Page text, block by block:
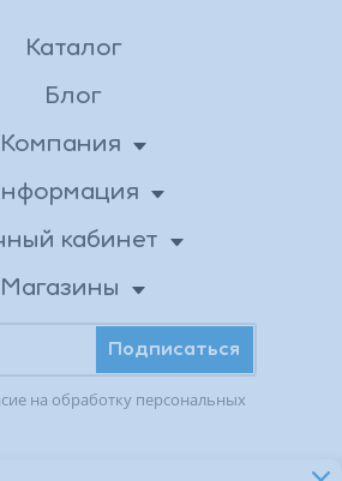
Каталог
Блог
Компания
Новости
Контакты
Доставка
Возврат товара
Публичная оферта
кабинет
Личные данные
программа
Заказы
Магазины
Адреса магазинов
Акции в магазинах
Подписаться
на обработку персональных